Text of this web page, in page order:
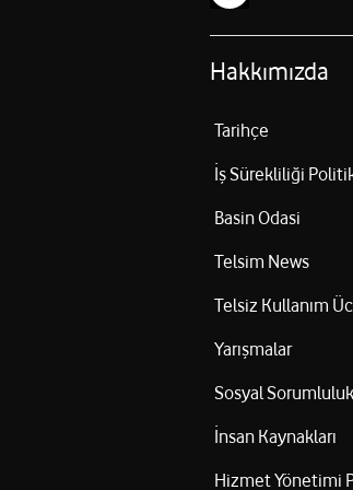
Hakkımızda
Tarihçe
İş Sürekliliği
Basin Odasi
Telsim News
Telsiz Kullanım
Yarışmalar
Sosyal Sorumluluk
İnsan Kaynakları
Hizmet Yönetimi